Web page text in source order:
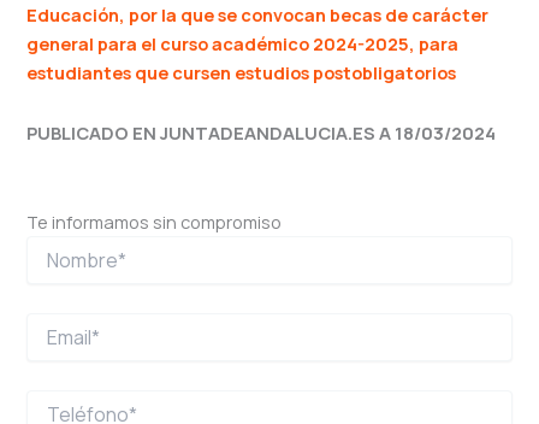
Educación, por la que se convocan becas de carácter
general para el curso académico 2024-2025, para
estudiantes que cursen estudios postobligatorios
PUBLICADO EN JUNTADEANDALUCIA.ES A 18/03/2024
Te informamos sin compromiso